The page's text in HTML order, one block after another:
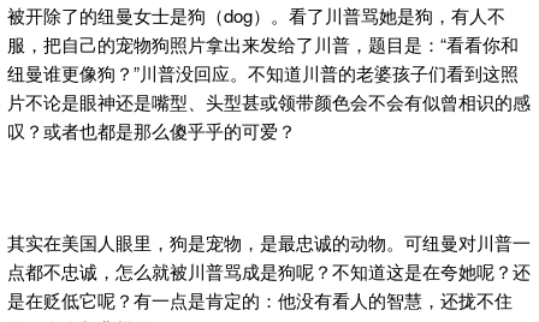
被开除了的纽曼女士是狗（dog）。看了川普骂她是狗，有人不
服，把自己的宠物狗照片拿出来发给了川普，题目是：“看看你和
纽曼谁更像狗？”川普没回应。不知道川普的老婆孩子们看到这照
片不论是眼神还是嘴型、头型甚或领带颜色会不会有似曾相识的感
叹？或者也都是那么傻乎乎的可爱？
其实在美国人眼里，狗是宠物，是最忠诚的动物。可纽曼对川普一
点都不忠诚，怎么就被川普骂成是狗呢？不知道这是在夸她呢？还
是在贬低它呢？有一点是肯定的：他没有看人的智慧，还拢不住